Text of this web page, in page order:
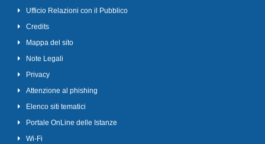
Ufficio Relazioni con il Pubblico
Credits
Mappa del sito
Note Legali
Privacy
Attenzione al phishing
Elenco siti tematici
Portale OnLine delle Istanze
Wi-Fi